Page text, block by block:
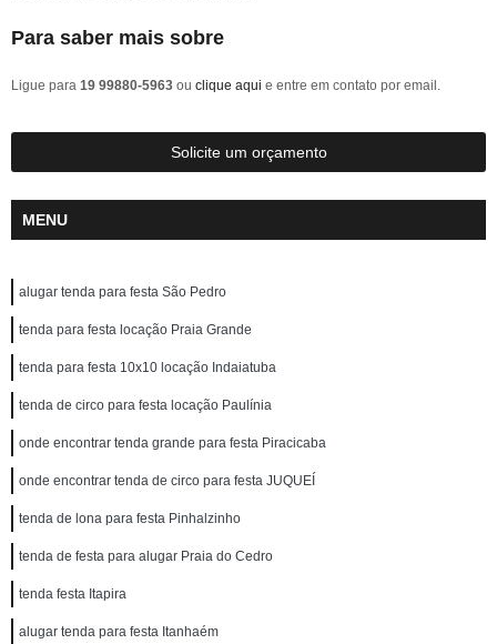
Para saber mais sobre
Ligue para 19 99880-5963 ou clique aqui e entre em contato por email.
Solicite um orçamento
MENU
alugar tenda para festa São Pedro
tenda para festa locação Praia Grande
tenda para festa 10x10 locação Indaiatuba
tenda de circo para festa locação Paulínia
onde encontrar tenda grande para festa Piracicaba
onde encontrar tenda de circo para festa JUQUEÍ
tenda de lona para festa Pinhalzinho
tenda de festa para alugar Praia do Cedro
tenda festa Itapira
alugar tenda para festa Itanhaém